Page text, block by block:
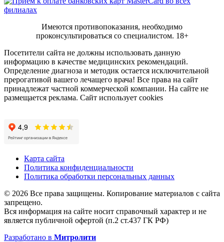
Имеются противопоказания, необходимо
проконсультироваться со специалистом. 18+
Посетители сайта не должны использовать данную
информацию в качестве медицинских рекомендаций.
Определение диагноза и методик остается исключительной
прерогативой вашего лечащего врача! Все права на сайт
принадлежат частной коммерческой компании. На сайте не
размещается реклама. Сайт использует cookies
Карта сайта
Политика конфиденциальности
Политика обработки персональных данных
© 2026 Все права защищены. Копирование материалов с сайта
запрещено.
Вся информация на сайте носит справочный характер и не
является публичной офертой (п.2 ст.437 ГК РФ)
Разработано в Митролити